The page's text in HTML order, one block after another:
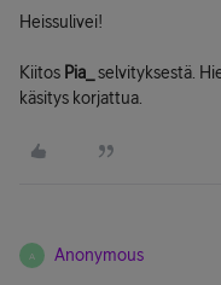
Heissulivei!
Kiitos Pia_
selvityksestä.
käsitys korjattua.
A Anonymous